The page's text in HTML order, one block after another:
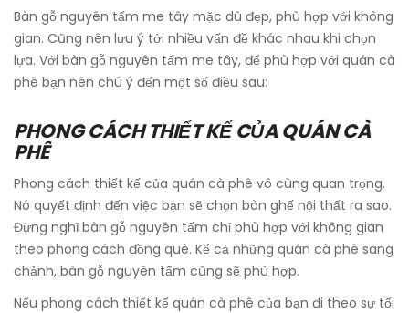
Bàn gỗ nguyên tấm me tây mặc dù đẹp, phù hợp với không
gian. Cũng nên lưu ý tới nhiều vấn đề khác nhau khi chọn
lựa. Với bàn gỗ nguyên tấm me tây, để phù hợp với quán cà
phê bạn nên chú ý đến một số điều sau:
PHONG CÁCH THIẾT KẾ CỦA QUÁN CÀ
PHÊ
Phong cách thiết kế của quán cà phê vô cùng quan trọng.
Nó quyết định đến việc bạn sẽ chọn bàn ghế nội thất ra sao.
Đừng nghĩ bàn gỗ nguyên tấm chỉ phù hợp với không gian
theo phong cách đồng quê. Kể cả những quán cà phê sang
chảnh, bàn gỗ nguyên tấm cũng sẽ phù hợp.
Nếu phong cách thiết kế quán cà phê của bạn đi theo sự tối